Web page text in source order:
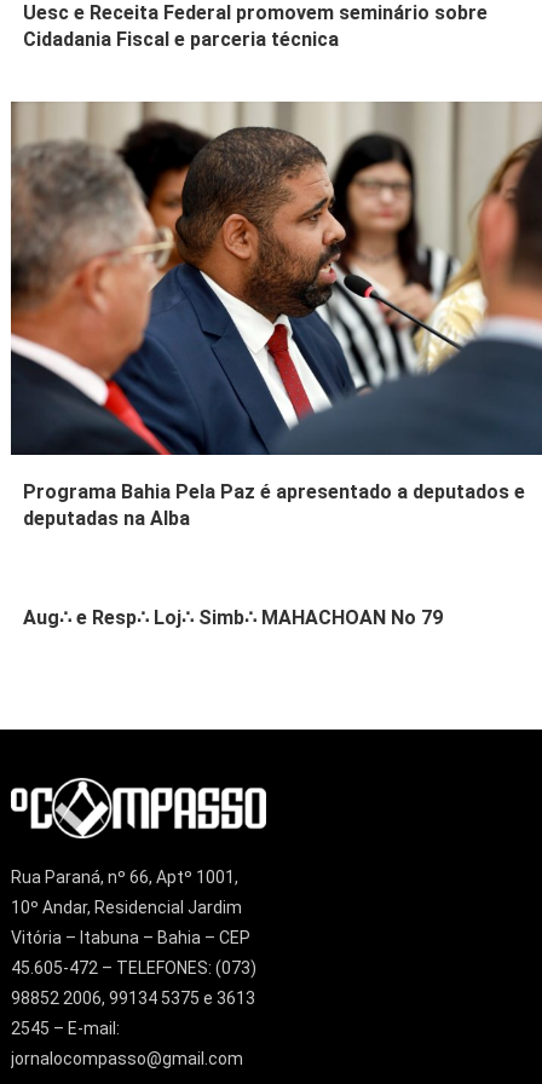
Uesc e Receita Federal promovem seminário sobre
Cidadania Fiscal e parceria técnica
Programa Bahia Pela Paz é apresentado a deputados e
deputadas na Alba
Aug∴ e Resp∴ Loj∴ Simb∴ MAHACHOAN No 79
Rua Paraná, nº 66, Aptº 1001,
10º Andar, Residencial Jardim
Vitória – Itabuna – Bahia – CEP
45.605-472 – TELEFONES: (073)
98852 2006, 99134 5375 e 3613
2545 – E-mail:
jornalocompasso@gmail.com